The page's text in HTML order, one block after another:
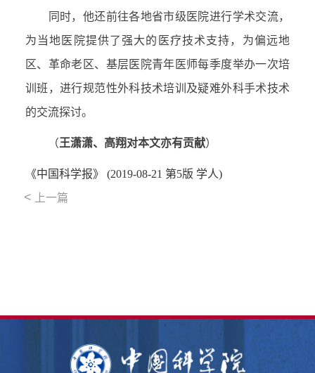
同时，他还前往各地省市级医院进行学术交流，
为当地医院提供了强大的医疗技术支持，为偏远地
区、革命老区、基层医院青年医师每季度举办一次培
训班，进行规范性外科技术培训及疑难外科手术技术
的交流探讨。
（王潇潇、高翔对本文亦有贡献）
《中国科学报》 (2019-08-21 第5版 学人)
< 上一篇